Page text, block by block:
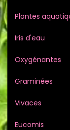
Plantes
Iris d'eau
Oxygénantes
Graminées
Vivaces
Eucomis